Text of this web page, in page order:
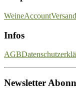
WeineAccount
Infos
AGB
Newsletter